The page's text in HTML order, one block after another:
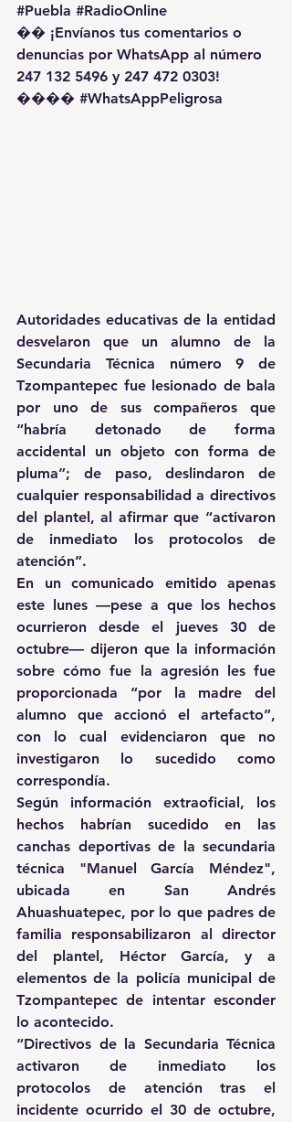
#Puebla #RadioOnline
�� ¡Envíanos tus comentarios o
denuncias por WhatsApp al número
247 132 5496 y 247 472 0303!
��️�� #WhatsAppPeligrosa
Autoridades educativas de la entidad
desvelaron que un alumno de la
Secundaria Técnica número 9 de
Tzompantepec fue lesionado de bala
por uno de sus compañeros que
“habría detonado de forma
accidental un objeto con forma de
pluma”; de paso, deslindaron de
cualquier responsabilidad a directivos
del plantel, al afirmar que “activaron
de inmediato los protocolos de
atención”.
En un comunicado emitido apenas
este lunes —pese a que los hechos
ocurrieron desde el jueves 30 de
octubre— dijeron que la información
sobre cómo fue la agresión les fue
proporcionada “por la madre del
alumno que accionó el artefacto”,
con lo cual evidenciaron que no
investigaron lo sucedido como
correspondía.
Según información extraoficial, los
hechos habrían sucedido en las
canchas deportivas de la secundaria
técnica "Manuel García Méndez",
ubicada en San Andrés
Ahuashuatepec, por lo que padres de
familia responsabilizaron al director
del plantel, Héctor García, y a
elementos de la policía municipal de
Tzompantepec de intentar esconder
lo acontecido.
“Directivos de la Secundaria Técnica
activaron de inmediato los
protocolos de atención tras el
incidente ocurrido el 30 de octubre,